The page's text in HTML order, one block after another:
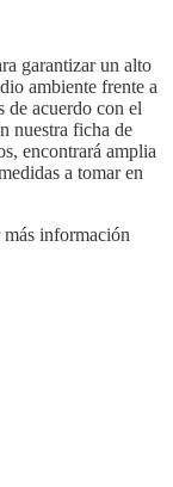
garantizar un alto
ambiente frente a
de acuerdo con el
nuestra ficha de
encontrará amplia
a tomar en
más información